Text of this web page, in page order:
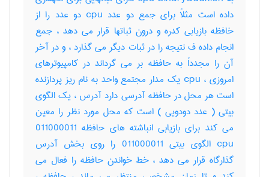
داده است مثلاً برای جمع دو عدد cpu دو عدد را از
خافظه بازیابی کدره و درون ثباتها قرار می دهد ، جمع
انجام داده ف نتیجه را در ثبات دیگر می گذارد ، و در آخر
آن را مجدداً به حافظه بر می گرداند در کامپیوترهای
امروزی ، cpu یک مدار مجتمع واحد به نام ریز پردازنده
است هر محل در حافظه آدرسی دارد آدرس ، یک الگوی
بیتی ( عدد دودویی ) است که محل مورد نظر را معین
می کند برای بازیابی انباشته های حافظه 011000011
cpu الگوی بیتی 011000011 را روی بخش آدرس
گذارگاه قرار می دهد ، خط خواندن حافظه را فعال می